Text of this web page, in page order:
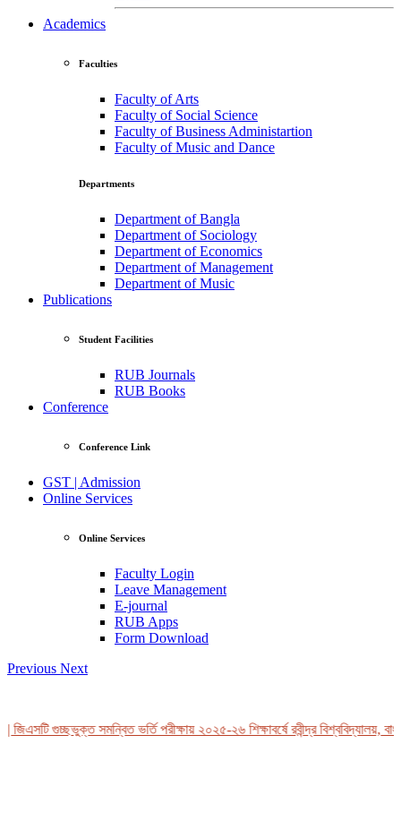
Academics
Faculties
Faculty of Arts
Faculty of Social Science
Faculty of Business Administartion
Faculty of Music and Dance
Departments
Department of Bangla
Department of Sociology
Department of Economics
Department of Management
Department of Music
Publications
Student Facilities
RUB Journals
RUB Books
Conference
Conference Link
GST | Admission
Online Services
Online Services
Faculty Login
Leave Management
E-journal
RUB Apps
Form Download
Previous Next
গুচ্ছভুক্ত সমন্বিত ভর্তি পরীক্ষায় ২০২৫-২৬ শিক্ষাবর্ষে রবীন্দ্র বিশ্ববিদ্যালয়,